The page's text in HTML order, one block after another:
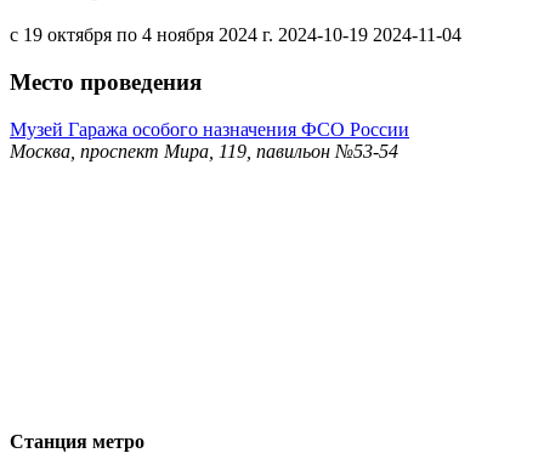
с 19 октября по 4 ноября 2024 г. 2024-10-19 2024-11-04
Место проведения
Музей Гаража особого назначения ФСО России
Москва, проспект Мира, 119, павильон №53-54
Станция метро